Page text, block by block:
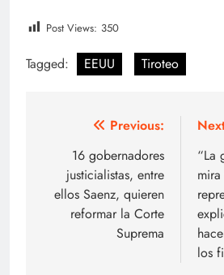
Post Views: 350
Tagged: EEUU Tiroteo
Navegación
entradas
Previous:
16 gobernadores
justicialistas, entre
ellos Saenz, quieren
reformar la Corte
Suprema
“La
los